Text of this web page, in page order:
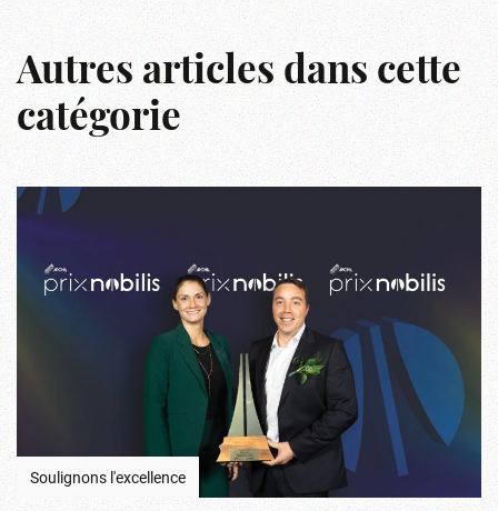
Autres articles dans cette
catégorie
Soulignons l'excellence